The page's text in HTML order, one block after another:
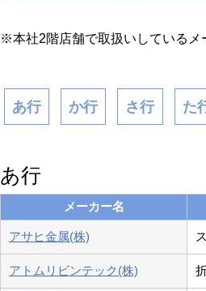
※本社2階店舗で取扱いしているメ
あ行 か行 さ行 た
あ行
メーカー名
アサヒ金属(株)
アトムリビンテック(株)